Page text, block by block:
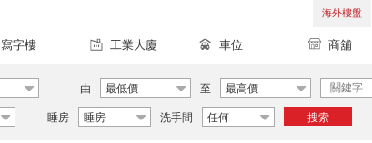
海外樓盤
寫字樓 工業大廈 車位 商舖
由 最低價 至
最高價
睡房 睡房 洗手間 任何 搜索